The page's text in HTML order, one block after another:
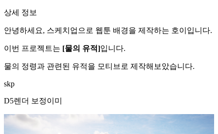
상세 정보
안녕하세요, 스케치업으로 웹툰 배경을 제작하는 호이입니다.
이번 프로젝트는 [물의 유적]입니다.
물의 정령과 관련된 유적을 모티브로 제작해보았습니다.
skp
D5렌더 보정이미